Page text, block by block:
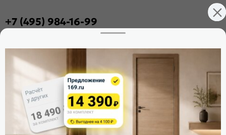
+7 (495) 984-16-99
Поделиться
Оцените магазин